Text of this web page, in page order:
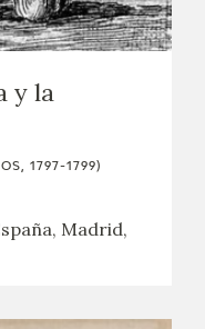
y la
1797-1799)
Madrid,